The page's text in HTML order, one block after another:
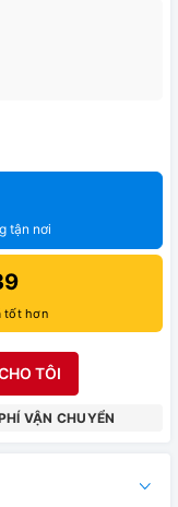
tận nơi
tốt hơn
TÔI
VẬN CHUYỂN